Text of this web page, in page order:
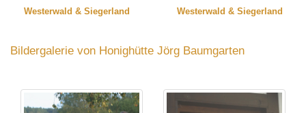
Westerwald & Siegerland Westerwald & Siegerland
Bildergalerie von Honighütte Jörg Baumgarten